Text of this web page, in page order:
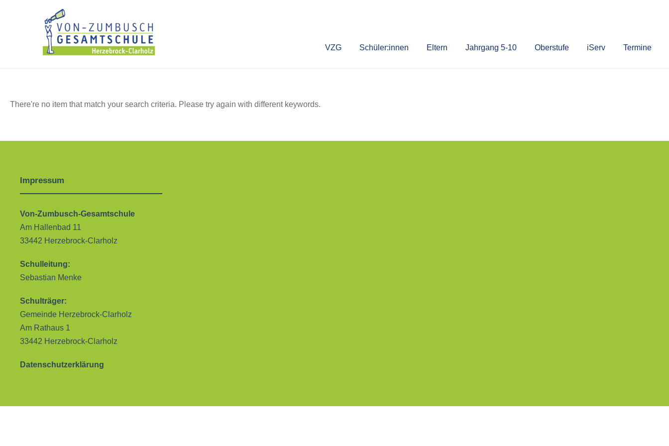
VZG Schüler:innen Eltern Jahrgang 5-10 Oberstufe iServ Termine
There're no item that match your search criteria. Please try again with different keywords.
Impressum
Von-Zumbusch-Gesamtschule
Am Hallenbad 11
33442 Herzebrock-Clarholz
Schulleitung:
Sebastian Menke
Schulträger:
Gemeinde Herzebrock-Clarholz
Am Rathaus 1
33442 Herzebrock-Clarholz
Datenschutzerklärung